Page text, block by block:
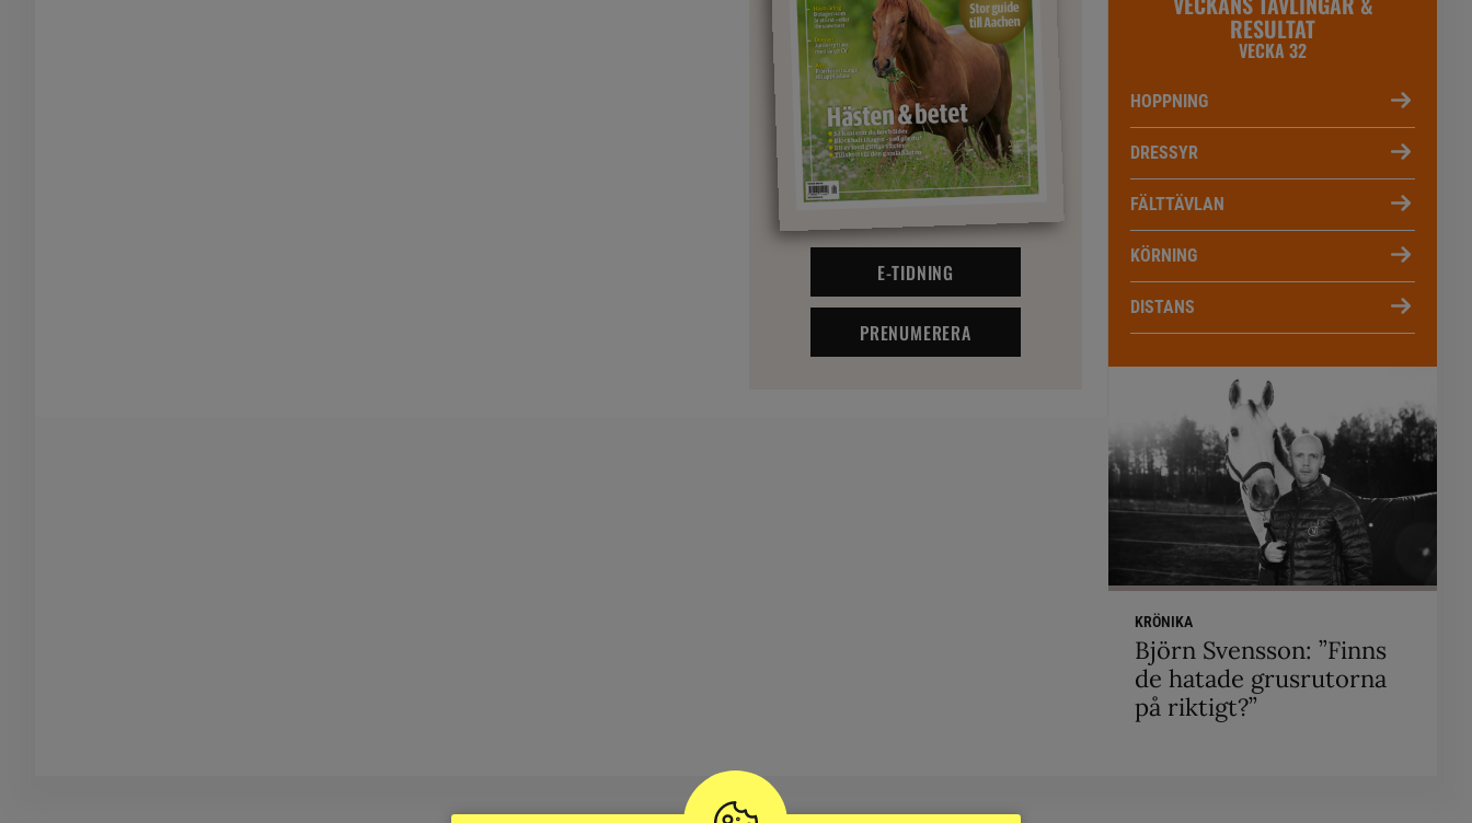
E-TIDNING
PRENUMERERA
RESULTAT
VECKA 32
HOPPNING
DRESSYR
FÄLTTÄVLAN
KÖRNING
DISTANS
KRÖNIKA
Björn Svensson: ”Finns
de hatade grusrutorna
på riktigt?”